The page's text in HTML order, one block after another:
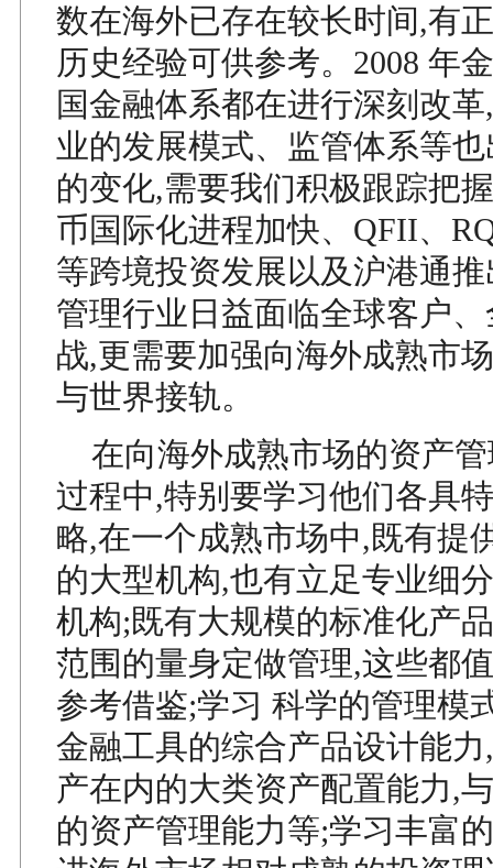
数在海外已存在较长时间,有
历史经验可供参考。2008 年
国金融体系都在进行深刻改
业的发展模式、监管体系等
的变化,需要我们积极跟踪把
币国际化进程加快、QFII、
等跨境投资发展以及沪港通
管理行业日益面临全球客户
战,更需要加强向海外成熟市
与世界接轨。
在向海外成熟市场的资产
过程中,特别要学习他们各具
略,在一个成熟市场中,既有提
的大型机构,也有立足专业细
机构;既有大规模的标准化产
范围的量身定做管理,这些都
参考借鉴;学习 科学的管理模
金融工具的综合产品设计能
产在内的大类资产配置能力,
的资产管理能力等;学习丰富